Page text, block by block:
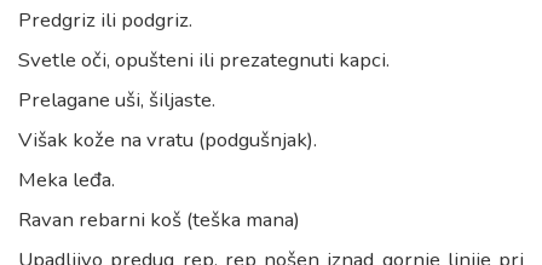
Predgriz ili podgriz.
Svetle oči, opušteni ili prezategnuti kapci.
Prelagane uši, šiljaste.
Višak kože na vratu (podgušnjak).
Meka leđa.
Ravan rebarni koš (teška mana)